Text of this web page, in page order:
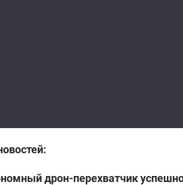
дрон-перехватчик